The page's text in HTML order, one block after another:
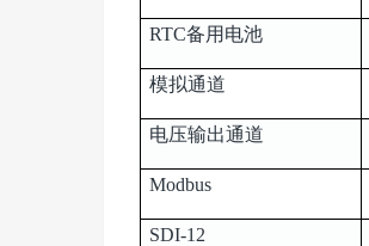
RTC备用电池
模拟通道
电压输出通道
Modbus
SDI-12